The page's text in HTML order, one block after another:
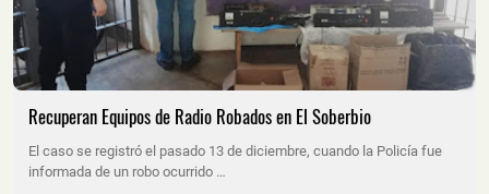
Recuperan Equipos de Radio Robados en El Soberbio
El caso se registró el pasado 13 de diciembre, cuando la Policía fue
informada de un robo ocurrido …